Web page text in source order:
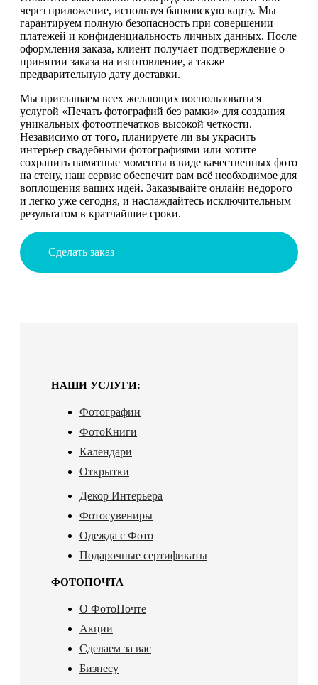
через приложение, используя банковскую карту. Мы
гарантируем полную безопасность при совершении
платежей и конфиденциальность личных данных. После
оформления заказа, клиент получает подтверждение о
принятии заказа на изготовление, а также
предварительную дату доставки.
Мы приглашаем всех желающих воспользоваться
услугой «Печать фотографий без рамки» для создания
уникальных фотоотпечатков высокой четкости.
Независимо от того, планируете ли вы украсить
интерьер свадебными фотографиями или хотите
сохранить памятные моменты в виде качественных фото
на стену, наш сервис обеспечит вам всё необходимое для
воплощения ваших идей. Заказывайте онлайн недорого
и легко уже сегодня, и наслаждайтесь исключительным
результатом в кратчайшие сроки.
Сделать заказ
НАШИ УСЛУГИ:
Фотографии
ФотоКниги
Календари
Открытки
Декор Интерьера
Фотосувениры
Одежда с Фото
Подарочные сертификаты
ФОТОПОЧТА
О ФотоПочте
Акции
Сделаем за вас
Бизнесу